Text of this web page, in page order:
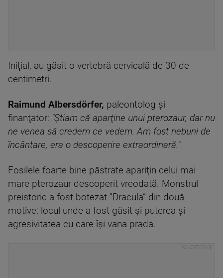
Iniţial, au găsit o vertebră cervicală de 30 de
centimetri.
Raimund Albersdörfer, paleontolog şi
finanţator: "Ştiam că aparţine unui pterozaur, dar nu
ne venea să credem ce vedem. Am fost nebuni de
încântare, era o descoperire extraordinară."
Fosilele foarte bine păstrate apariţin celui mai
mare pterozaur descoperit vreodată. Monstrul
preistoric a fost botezat ”Dracula” din două
motive: locul unde a fost găsit şi puterea şi
agresivitatea cu care îşi vana prada.